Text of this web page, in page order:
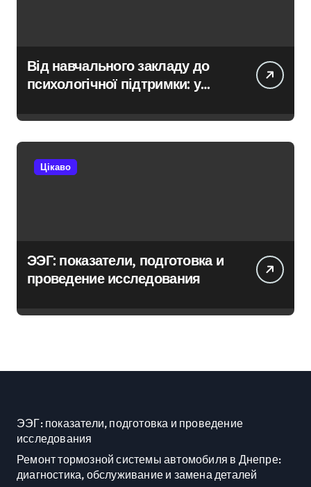
Від навчального закладу до
психологічної підтримки: у
унікальний маршрут для
молоді
Цікаво
ЭЭГ: показатели, подготовка и
проведение исследования
ЭЭГ: показатели, подготовка и проведение
исследования
Ремонт тормозной системы автомобиля в Днепре:
диагностика, обслуживание и замена деталей